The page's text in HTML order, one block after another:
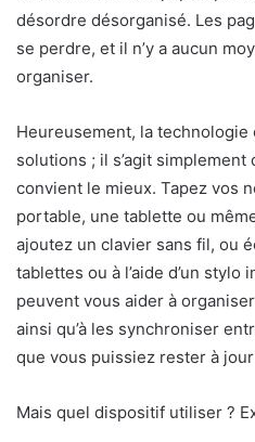
désordre désorganisé. Les
se perdre, et il n’y a aucun
organiser.
Heureusement, la
solutions ; il s’agit
convient le mieux. Tapez vos
portable, une tablette ou
ajoutez un clavier sans fil, ou
tablettes ou à l’aide d’un
peuvent vous aider à
ainsi qu’à les synchroniser
que vous puissiez rester à
Mais quel dispositif utiliser ?